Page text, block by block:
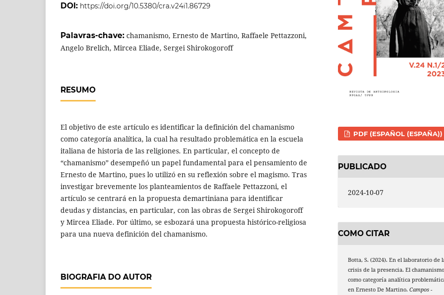
DOI: https://doi.org/10.5380/cra.v24i1.86729
Palavras-chave: chamanismo, Ernesto de Martino, Raffaele Pettazzoni,
Angelo Brelich, Mircea Eliade, Sergei Shirokogoroff
RESUMO
El objetivo de este artículo es identificar la definición del chamanismo
como categoría analítica, la cual ha resultado problemática en la escuela
italiana de historia de las religiones. En particular, el concepto de
“chamanismo” desempeñó un papel fundamental para el pensamiento de
Ernesto de Martino, pues lo utilizó en su reflexión sobre el magismo. Tras
investigar brevemente los planteamientos de Raffaele Pettazzoni, el
artículo se centrará en la propuesta demartiniana para identificar
deudas y distancias, en particular, con las obras de Sergei Shirokogoroff
y Mircea Eliade. Por último, se esbozará una propuesta histórico-religiosa
para una nueva definición del chamanismo.
BIOGRAFIA DO AUTOR
PDF (ESPAÑOL (ESPAÑA))
PUBLICADO
2024-10-07
COMO CITAR
Botta, S. (2024). En el laboratorio de
crisis de la presencia. El chamanismo
como categoría analítica
en Ernesto De Martino.Campos -